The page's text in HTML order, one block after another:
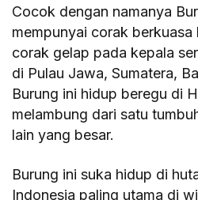
Cocok dengan namanya
mempunyai corak berkuasa
corak gelap pada kepala
di Pulau Jawa, Sumatera,
Burung ini hidup beregu di
melambung dari satu
lain yang besar.
Burung ini suka hidup di
Indonesia paling utama di